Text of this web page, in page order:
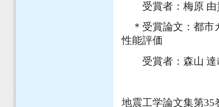
受賞者：梅原 由
＊受賞論文：都市
性能評価
受賞者：森山 達
地震工学論文集第35